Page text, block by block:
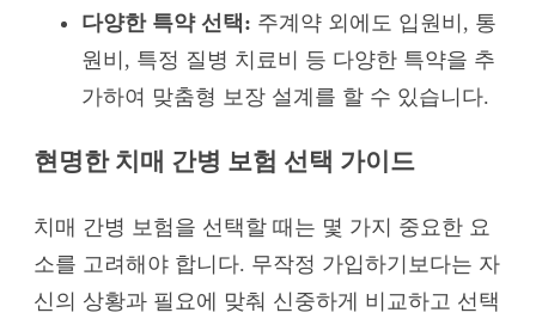
다양한 특약 선택: 주계약 외에도 입원비, 통
원비, 특정 질병 치료비 등 다양한 특약을 추
가하여 맞춤형 보장 설계를 할 수 있습니다.
현명한 치매 간병 보험 선택 가이드
치매 간병 보험을 선택할 때는 몇 가지 중요한 요
소를 고려해야 합니다. 무작정 가입하기보다는 자
신의 상황과 필요에 맞춰 신중하게 비교하고 선택